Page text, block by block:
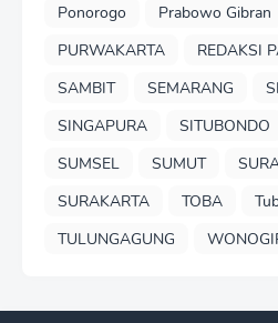
Ponorogo
Prabowo Gibran
PURWAKARTA
REDAKSI
SAMBIT
SEMARANG
SINGAPURA
SITUBONDO
SUMSEL
SUMUT
SURAKARTA
TOBA
TULUNGAGUNG